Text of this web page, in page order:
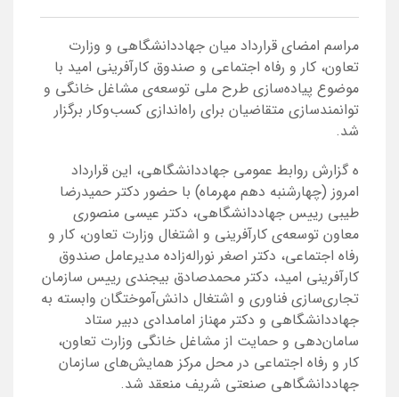
مراسم امضای قرارداد میان جهاددانشگاهی و وزارت
تعاون، کار و رفاه اجتماعی و صندوق کارآفرینی امید با
موضوع پیاده‌سازی طرح ملی توسعه‌ی مشاغل خانگی و
توانمندسازی متقاضیان برای راه‌اندازی کسب‌وکار برگزار
شد.
ه گزارش روابط عمومی جهاددانشگاهی، این قرارداد
امروز (چهارشنبه دهم مهرماه) با حضور دکتر حمیدرضا
طیبی رییس جهاددانشگاهی، دکتر عیسی منصوری
معاون توسعه‌ی کارآفرینی و اشتغال وزارت تعاون، کار و
رفاه اجتماعی، دکتر اصغر نوراله‌زاده مدیرعامل صندوق
کارآفرینی امید، دکتر محمدصادق بیجندی رییس سازمان
تجاری‌سازی فناوری و اشتغال دانش‌آموختگان وابسته به
جهاددانشگاهی و دکتر مهناز امامدادی دبیر ستاد
سامان‌دهی و حمایت از مشاغل خانگی وزارت تعاون،
کار و رفاه اجتماعی در محل مرکز همایش‌های سازمان
جهاددانشگاهی صنعتی شریف منعقد شد.